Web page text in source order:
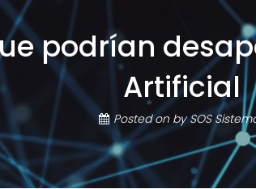
podrían
Artificial
Posted on bySOS